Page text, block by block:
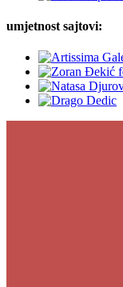
umjetnost sajtovi: